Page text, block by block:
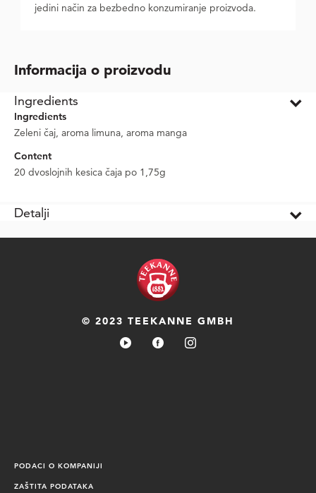
jedini način za bezbedno konzumiranje proizvoda.
Informacija o proizvodu
Ingredients
Ingredients
Zeleni čaj, aroma limuna, aroma manga
Content
20 dvoslojnih kesica čaja po 1,75g
Detalji
© 2023 TEEKANNE GMBH
PODACI O KOMPANIJI
ZAŠTITA PODATAKA